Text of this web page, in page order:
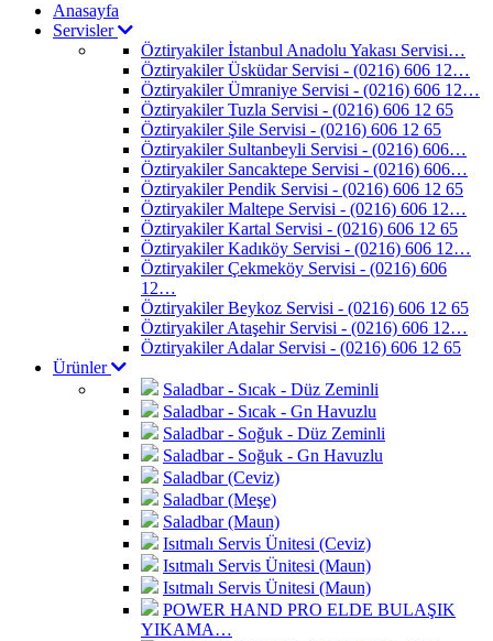
Anasayfa
Servisler
Öztiryakiler İstanbul Anadolu Yakası Servisi…
Öztiryakiler Üsküdar Servisi - (0216) 606 12…
Öztiryakiler Ümraniye Servisi - (0216) 606 12…
Öztiryakiler Tuzla Servisi - (0216) 606 12 65
Öztiryakiler Şile Servisi - (0216) 606 12 65
Öztiryakiler Sultanbeyli Servisi - (0216) 606…
Öztiryakiler Sancaktepe Servisi - (0216) 606…
Öztiryakiler Pendik Servisi - (0216) 606 12 65
Öztiryakiler Maltepe Servisi - (0216) 606 12…
Öztiryakiler Kartal Servisi - (0216) 606 12 65
Öztiryakiler Kadıköy Servisi - (0216) 606 12…
Öztiryakiler Çekmeköy Servisi - (0216) 606
12…
Öztiryakiler Beykoz Servisi - (0216) 606 12 65
Öztiryakiler Ataşehir Servisi - (0216) 606 12…
Öztiryakiler Adalar Servisi - (0216) 606 12 65
Ürünler
Saladbar - Sıcak - Düz Zeminli
Saladbar - Sıcak - Gn Havuzlu
Saladbar - Soğuk - Düz Zeminli
Saladbar - Soğuk - Gn Havuzlu
Saladbar (Ceviz)
Saladbar (Meşe)
Saladbar (Maun)
Isıtmalı Servis Ünitesi (Ceviz)
Isıtmalı Servis Ünitesi (Maun)
Isıtmalı Servis Ünitesi (Maun)
POWER HAND PRO ELDE BULAŞIK
YIKAMA…